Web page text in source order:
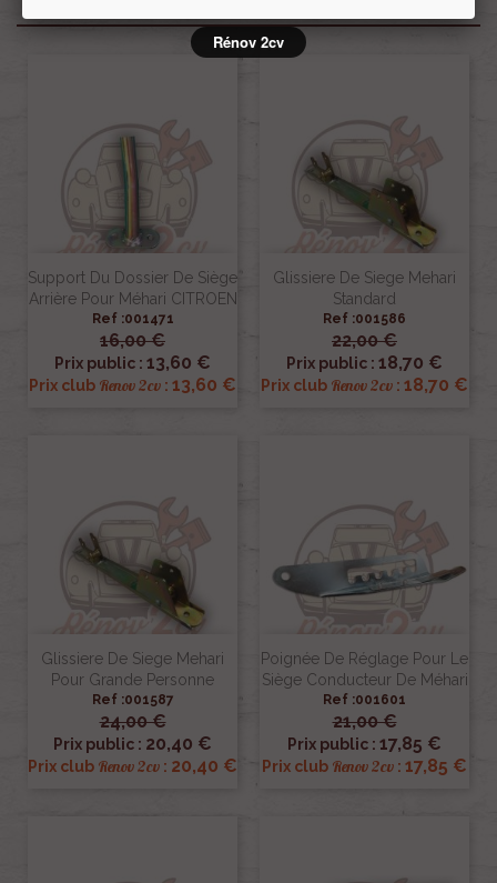
Support Du Dossier De Siège
Arrière Pour Méhari CITROEN
Ref :001471
16,00 €
Prix public : 13,60 €
Prix club Renov 2cv : 13,60 €
Glissiere De Siege Mehari
Standard
Ref :001586
22,00 €
Prix public : 18,70 €
Prix club Renov 2cv : 18,70 €
Glissiere De Siege Mehari
Pour Grande Personne
Ref :001587
24,00 €
Prix public : 20,40 €
Prix club Renov 2cv : 20,40 €
Poignée De Réglage Pour Le
Siège Conducteur De Méhari
Ref :001601
21,00 €
Prix public : 17,85 €
Prix club Renov 2cv : 17,85 €
Rénov 2cv